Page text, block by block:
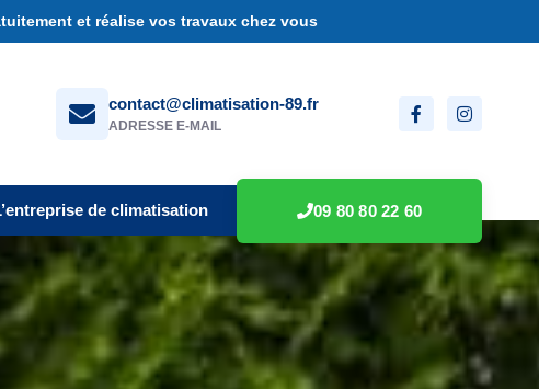
et réalise vos travaux chez vous
contact@climatisation-89.fr
ADRESSE E-MAIL
de climatisation 09 80 80 22 60